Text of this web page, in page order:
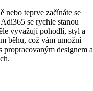
nebo teprve začínáte se
se rychle stanou
vyvažují pohodlí, styl a
běhu, což vám umožní
designem a